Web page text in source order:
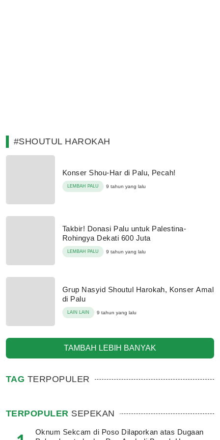
#SHOUTUL HAROKAH
Konser Shou-Har di Palu, Pecah!
LEMBAH PALU 9 tahun yang lalu
Takbir! Donasi Palu untuk Palestina-
Rohingya Dekati 600 Juta
LEMBAH PALU 9 tahun yang lalu
Grup Nasyid Shoutul Harokah, Konser Amal
di Palu
LAIN LAIN 9 tahun yang lalu
TAMBAH LEBIH BANYAK
TAG TERPOPULER
TERPOPULER SEPEKAN
Oknum Sekcam di Poso Dilaporkan atas Dugaan